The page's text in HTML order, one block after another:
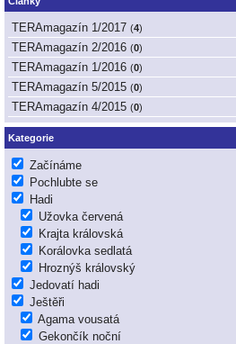
TERAmagazín 1/2017 (4)
TERAmagazín 2/2016 (0)
TERAmagazín 1/2016 (0)
TERAmagazín 5/2015 (0)
TERAmagazín 4/2015 (0)
Kategorie
Začínáme
Pochlubte se
Hadi
Užovka červená
Krajta královská
Korálovka sedlatá
Hroznýš královský
Jedovatí hadi
Ještěři
Agama vousatá
Gekončík noční